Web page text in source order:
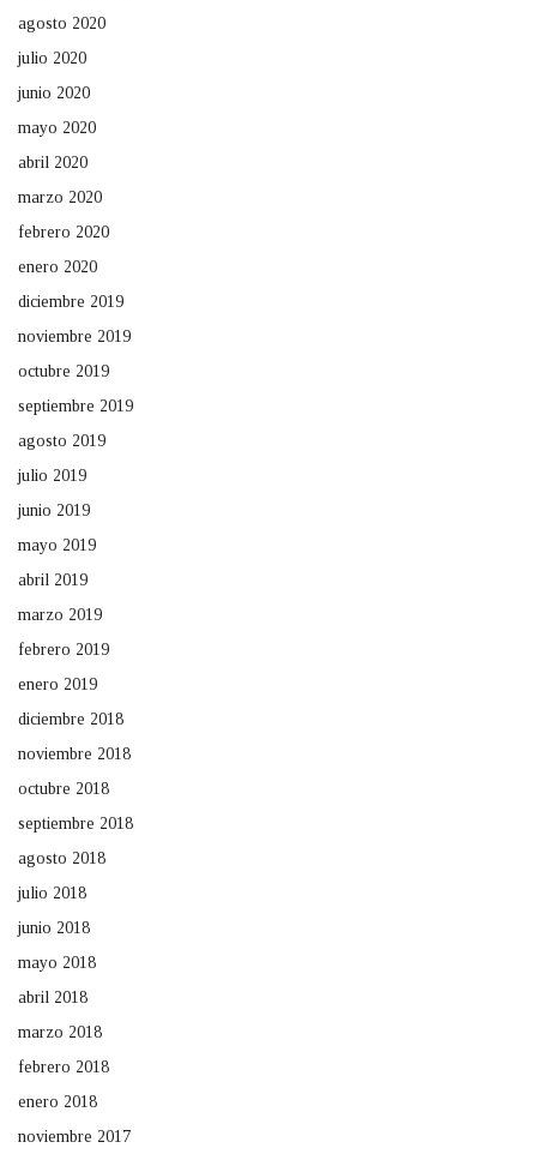
agosto 2020
julio 2020
junio 2020
mayo 2020
abril 2020
marzo 2020
febrero 2020
enero 2020
diciembre 2019
noviembre 2019
octubre 2019
septiembre 2019
agosto 2019
julio 2019
junio 2019
mayo 2019
abril 2019
marzo 2019
febrero 2019
enero 2019
diciembre 2018
noviembre 2018
octubre 2018
septiembre 2018
agosto 2018
julio 2018
junio 2018
mayo 2018
abril 2018
marzo 2018
febrero 2018
enero 2018
noviembre 2017